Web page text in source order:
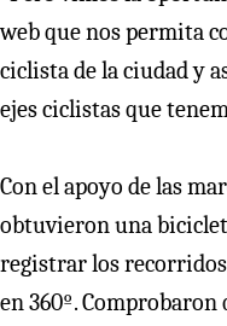
web que nos permita
ciclista de la ciudad y
ejes ciclistas que
Con el apoyo de las
obtuvieron una
registrar los
en 360º. Comprobaron